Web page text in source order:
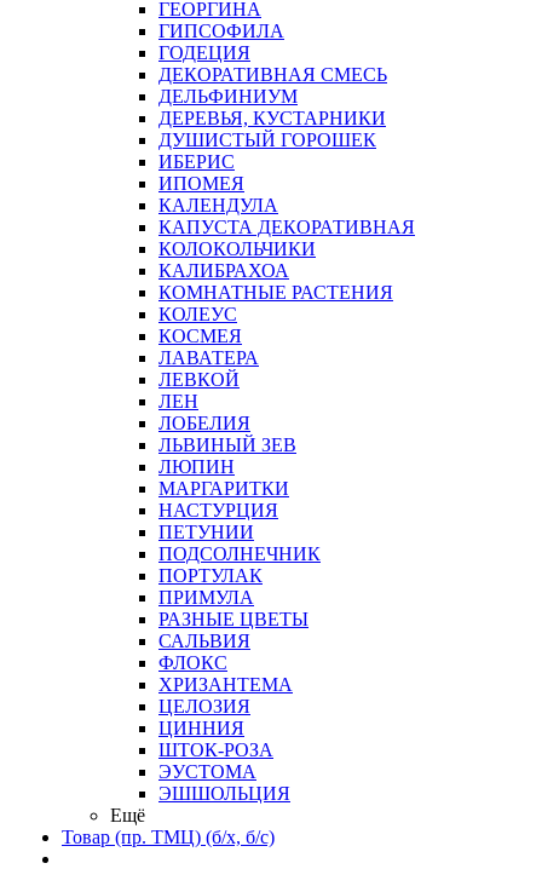
ГЕОРГИНА
ГИПСОФИЛА
ГОДЕЦИЯ
ДЕКОРАТИВНАЯ СМЕСЬ
ДЕЛЬФИНИУМ
ДЕРЕВЬЯ, КУСТАРНИКИ
ДУШИСТЫЙ ГОРОШЕК
ИБЕРИС
ИПОМЕЯ
КАЛЕНДУЛА
КАПУСТА ДЕКОРАТИВНАЯ
КОЛОКОЛЬЧИКИ
КАЛИБРАХОА
КОМНАТНЫЕ РАСТЕНИЯ
КОЛЕУС
КОСМЕЯ
ЛАВАТЕРА
ЛЕВКОЙ
ЛЕН
ЛОБЕЛИЯ
ЛЬВИНЫЙ ЗЕВ
ЛЮПИН
МАРГАРИТКИ
НАСТУРЦИЯ
ПЕТУНИИ
ПОДСОЛНЕЧНИК
ПОРТУЛАК
ПРИМУЛА
РАЗНЫЕ ЦВЕТЫ
САЛЬВИЯ
ФЛОКС
ХРИЗАНТЕМА
ЦЕЛОЗИЯ
ЦИННИЯ
ШТОК-РОЗА
ЭУСТОМА
ЭШШОЛЬЦИЯ
Ещё
Товар (пр. ТМЦ) (б/х, б/с)